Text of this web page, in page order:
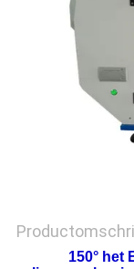
PRIVACY
POLICY
150° het